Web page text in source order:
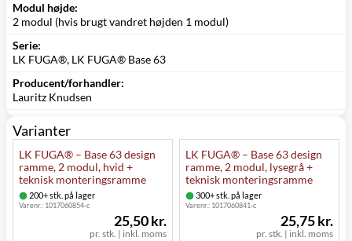
Modul højde:
2 modul (hvis brugt vandret højden 1 modul)
Serie:
LK FUGA®, LK FUGA® Base 63
Producent/forhandler:
Lauritz Knudsen
Varianter
LK FUGA® – Base 63 design
ramme, 2 modul, hvid +
teknisk monteringsramme
200+ stk. på lager
Varenr.: 1017060854-c
pr. stk. | inkl. moms
25,50 kr.
LK FUGA® – Base 63 design
ramme, 2 modul, lysegrå +
teknisk monteringsramme
300+ stk. på lager
Varenr.: 1017060841-c
pr. stk. | inkl. moms
25,75 kr.